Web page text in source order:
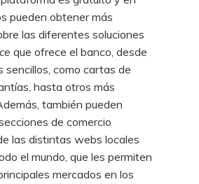
pueden obtener más
las diferentes soluciones
que ofrece el banco, desde
sencillos, como cartas de
hasta otros más
también pueden
de comercio
las distintas webs locales
el mundo, que les permiten
mercados en los